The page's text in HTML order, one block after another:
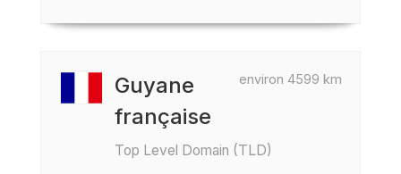
environ 4599 km
Guyane
française
Top Level Domain (TLD)